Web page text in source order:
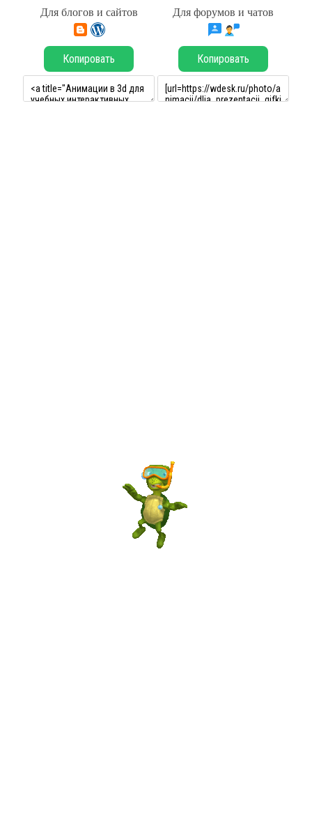
Для блогов и сайтов Для форумов и чатов
Копировать Копировать